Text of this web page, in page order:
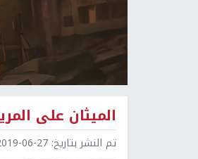
الميثان على
تم النشر بتاريخ: 06-27 11:49